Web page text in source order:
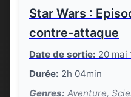
Star Wars :
contre-attaque
Date de sortie: 20 mai
Durée: 2h 04min
Genres: Aventure,